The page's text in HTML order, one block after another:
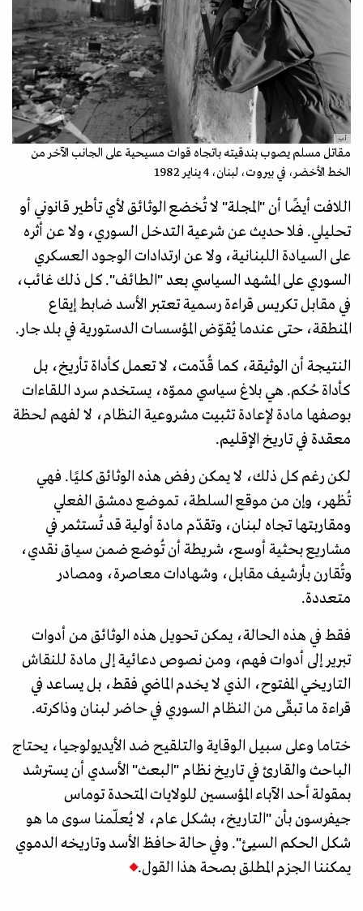
أ.ب
مقاتل مسلم يصوب بندقيته باتجاه قوات مسيحية على الجانب الآخر من
الخط الأخضر، في بيروت، لبنان، 4 يناير 1982
اللافت أيضًا أن "المجلة" لا تُخضع الوثائق لأي تأطير قانوني أو
تحليلي. فلا حديث عن شرعية التدخل السوري، ولا عن أثره
على السيادة اللبنانية، ولا عن ارتدادات الوجود العسكري
السوري على المشهد السياسي بعد "الطائف". كل ذلك غائب،
في مقابل تكريس قراءة رسمية تعتبر الأسد ضابط إيقاع
المنطقة، حتى عندما يُقوّض المؤسسات الدستورية في بلد جار.
النتيجة أن الوثيقة، كما قُدّمت، لا تعمل كأداة تأريخ، بل
كأداة حُكم. هي بلاغ سياسي مموّه، يستخدم سرد اللقاءات
بوصفها مادة لإعادة تثبيت مشروعية النظام، لا لفهم لحظة
معقدة في تاريخ الإقليم.
لكن رغم كل ذلك، لا يمكن رفض هذه الوثائق كليًا. فهي
تُظهر، وإن من موقع السلطة، تموضع دمشق الفعلي
ومقاربتها تجاه لبنان، وتقدّم مادة أولية قد تُستثمر في
مشاريع بحثية أوسع، شريطة أن تُوضع ضمن سياق نقدي،
وتُقارن بأرشيف مقابل، وشهادات معاصرة، ومصادر
متعددة.
فقط في هذه الحالة، يمكن تحويل هذه الوثائق من أدوات
تبرير إلى أدوات فهم، ومن نصوص دعائية إلى مادة للنقاش
التاريخي المفتوح، الذي لا يخدم الماضي فقط، بل يساعد في
قراءة ما تبقّى من النظام السوري في حاضر لبنان وذاكرته.
ختاما وعلى سبيل الوقاية والتلقيح ضد الأيديولوجيا، يحتاج
الباحث والقارئ في تاريخ نظام "البعث" الأسدي أن يسترشد
بمقولة أحد الآباء المؤسسين للولايات المتحدة توماس
جيفرسون بأن "التاريخ، بشكل عام، لا يُعلّمنا سوى ما هو
شكل الحكم السيئ". وفي حالة حافظ الأسد وتاريخه الدموي
يمكننا الجزم المطلق بصحة هذا القول.